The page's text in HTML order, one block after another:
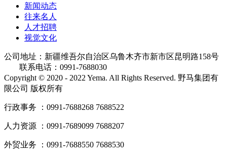
新闻动态
往来名人
人才招聘
视觉文化
公司地址：新疆维吾尔自治区乌鲁木齐市新市区昆明路158号
联系电话：0991-7688030
Copyright © 2020 - 2022 Yema. All Rights Reserved. 野马集团有
限公司 版权所有
行政事务 ：0991-7688268 7688522
人力资源 ：0991-7689099 7688207
外贸业务 ：0991-7688550 7688530